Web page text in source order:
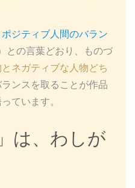
ジティブ人間のバラン
との言葉どおり、ものづ
ネガティブな人物どち
ンスを取ることが作品
ています。
は、わしが